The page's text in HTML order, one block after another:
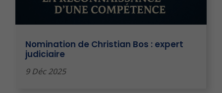
Nomination de Christian Bos : expert
judiciaire
9 Déc 2025